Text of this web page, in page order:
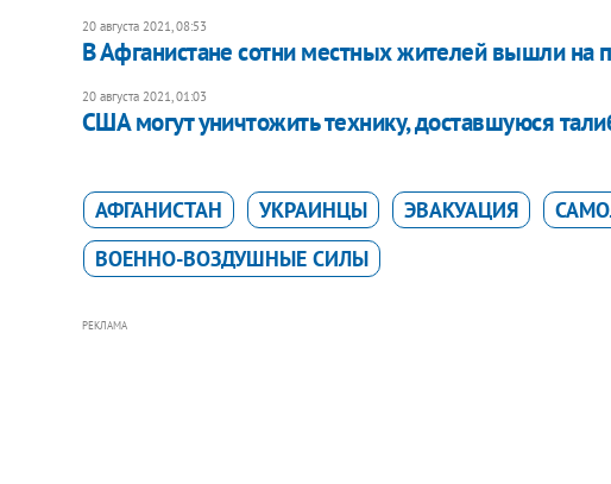
20 августа 2021, 08:53
В Афганистане сотни местных жителей вышли на
20 августа 2021, 01:03
США могут уничтожить технику, доставшуюся
АФГАНИСТАН УКРАИНЦЫ ЭВАКУАЦИЯ
ВОЕННО-ВОЗДУШНЫЕ СИЛЫ
РЕКЛАМА